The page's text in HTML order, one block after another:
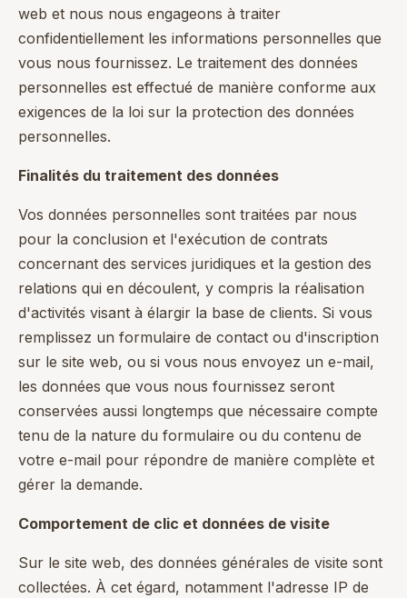
web et nous nous engageons à traiter
confidentiellement les informations personnelles que
vous nous fournissez. Le traitement des données
personnelles est effectué de manière conforme aux
exigences de la loi sur la protection des données
personnelles.
Finalités du traitement des données
Vos données personnelles sont traitées par nous
pour la conclusion et l'exécution de contrats
concernant des services juridiques et la gestion des
relations qui en découlent, y compris la réalisation
d'activités visant à élargir la base de clients. Si vous
remplissez un formulaire de contact ou d'inscription
sur le site web, ou si vous nous envoyez un e-mail,
les données que vous nous fournissez seront
conservées aussi longtemps que nécessaire compte
tenu de la nature du formulaire ou du contenu de
votre e-mail pour répondre de manière complète et
gérer la demande.
Comportement de clic et données de visite
Sur le site web, des données générales de visite sont
collectées. À cet égard, notamment l'adresse IP de